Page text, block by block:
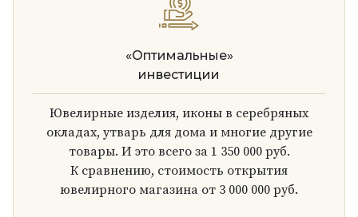
«Оптимальные»
инвестиции
Ювелирные изделия, иконы в серебряных
окладах, утварь для дома и многие другие
товары. И это всего за 1 350 000 руб.
К сравнению, стоимость открытия
ювелирного магазина от 3 000 000 руб.